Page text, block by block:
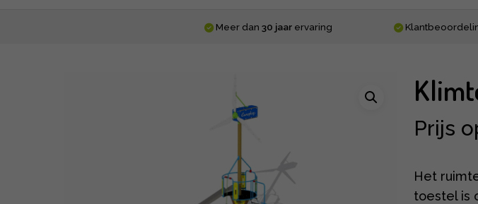
Meer dan 30 jaar ervaring
Prijs
Het
toestel is